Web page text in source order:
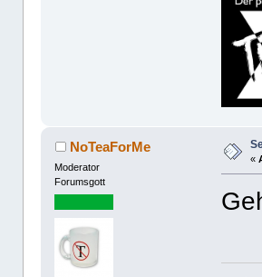
NoTeaForMe
Moderator
Forumsgott
«